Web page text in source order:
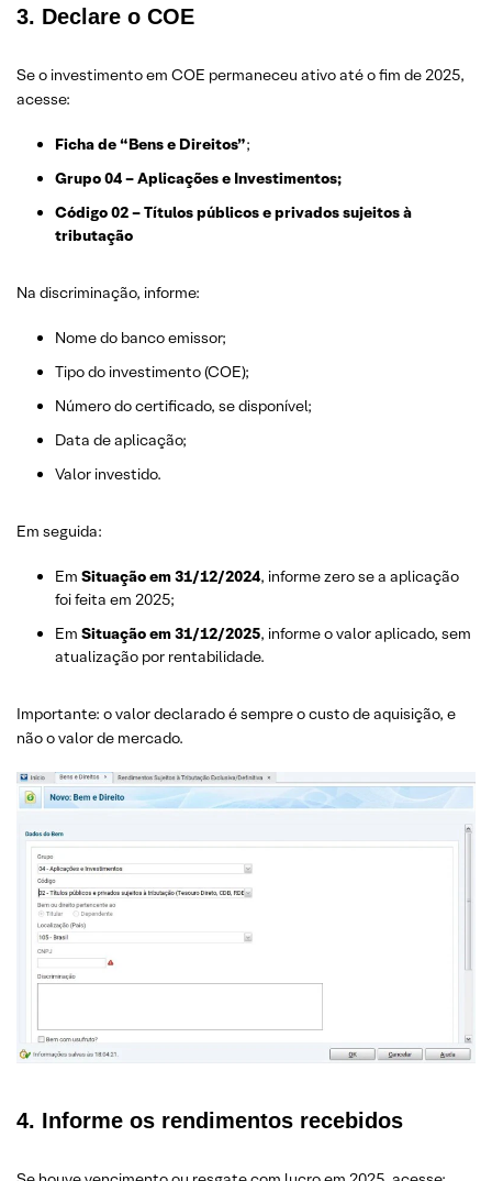
3. Declare o COE
Se o investimento em COE permaneceu ativo até o fim de 2025,
acesse:
Ficha de “Bens e Direitos”;
Grupo 04 – Aplicações e Investimentos;
Código 02 – Títulos públicos e privados sujeitos à
tributação
Na discriminação, informe:
Nome do banco emissor;
Tipo do investimento (COE);
Número do certificado, se disponível;
Data de aplicação;
Valor investido.
Em seguida:
Em Situação em 31/12/2024, informe zero se a aplicação
foi feita em 2025;
Em Situação em 31/12/2025, informe o valor aplicado, sem
atualização por rentabilidade.
Importante: o valor declarado é sempre o custo de aquisição, e
não o valor de mercado.
4. Informe os rendimentos recebidos